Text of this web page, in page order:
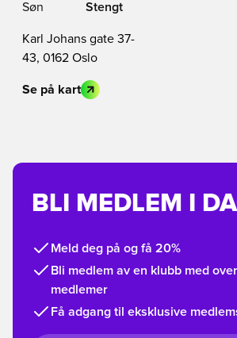
Søn
Stengt
Karl Johans gate 37-
43, 0162 Oslo
Se på kart
BLI MEDLEM I
Meld deg på og få 20%
Bli medlem av en klubb med
medlemer
Få adgang til eksklusive